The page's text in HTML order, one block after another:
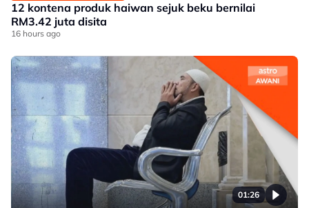
12 kontena produk haiwan sejuk beku bernilai
RM3.42 juta disita
16 hours ago
01:26